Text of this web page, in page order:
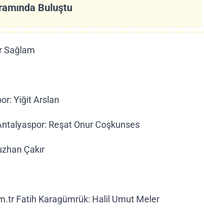
Buluştu
Sağlam
Yiğit Arslan
Reşat Onur Coşkunses
Çakır
Fatih Karagümrük: Halil Umut Meler